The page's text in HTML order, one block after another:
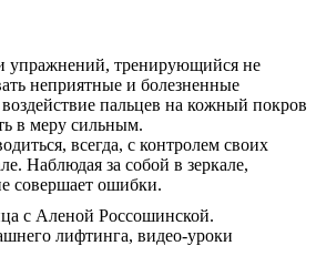
упражнений, тренирующийся не
неприятные и болезненные
пальцев на кожный покров
в меру сильным.
всегда, с контролем своих
Наблюдая за собой в зеркале,
совершает ошибки.